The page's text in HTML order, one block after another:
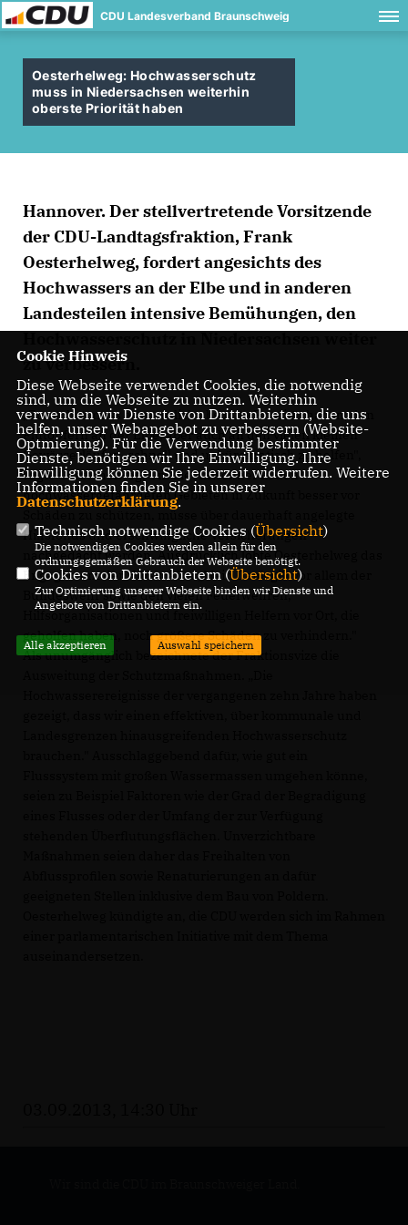
CDU Landesverband Braunschweig
Oesterhelweg: Hochwasserschutz
muss in Niedersachsen weiterhin
oberste Priorität haben
Hannover. Der stellvertretende Vorsitzende
der CDU-Landtagsfraktion, Frank
Oesterhelweg, fordert angesichts des
Hochwassers an der Elbe und in anderen
Landesteilen intensive Bemühungen, den
zu verbessern.
Zunächst muss es natürlich absolute Priorität haben, den
Flutopfern an der Elbe, aber auch an den vielen kleinen
Gewässerläufen, schnell und unbürokratisch zu helfen",
sagte Oesterhelweg. Um die Anwohner in den
hochwassergefährdeten Gebieten in Zukunft besser vor
Schäden zu schützen, müsse über dauerhaft angelegte
Hilfsfonds und erschwingliche Versicherungen
nachgedacht werden. Ausdrücklich lobte Oesterhelweg das
Engagement der Hilfskräfte: „Mein Dank gilt vor allem der
Bundeswehr sowie den vielen Feuerwehren,
Hilfsorganisationen und freiwilligen Helfern vor Ort, die
geholfen haben, noch größere Schäden zu verhindern."
Als unumgänglich bezeichnete der Fraktionsvize die
Cookie Hinweis
Diese Webseite verwendet Cookies, die notwendig
sind, um die Webseite zu nutzen. Weiterhin
verwenden wir Dienste von Drittanbietern, die uns
helfen, unser Webangebot zu verbessern (Website-
Optmierung). Für die Verwendung bestimmter
Dienste, benötigen wir Ihre Einwilligung. Ihre
Einwilligung können Sie jederzeit widerrufen. Weitere
Informationen finden Sie in unserer
Datenschutzerklärung.
Technisch notwendige Cookies (Übersicht)
Die notwendigen Cookies werden allein für den
ordnungsgemäßen Gebrauch der Webseite benötigt.
Cookies von Drittanbietern (Übersicht)
Zur Optimierung unserer Webseite binden wir Dienste und
Angebote von Drittanbietern ein.
Alle akzeptieren Auswahl speichern